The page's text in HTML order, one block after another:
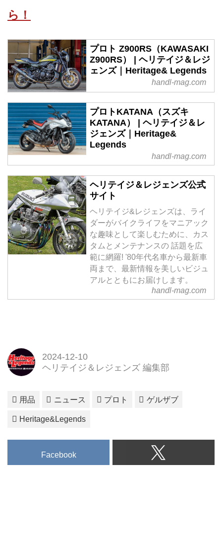
ら！
プロト Z900RS（KAWASAKI
Z900RS） | ヘリテイジ＆レジ
ェンズ｜Heritage& Legends
handl-mag.com
プロトKATANA（スズキ
KATANA） | ヘリテイジ＆レ
ジェンズ｜Heritage&
Legends
handl-mag.com
ヘリテイジ＆レジェンズ公式
サイト
ヘリテイジ&レジェンズは、ライ
ダーがバイクライフをマニアック
な趣味として楽しむために、カス
タムとメンテナンスの 話題を広
範に網羅! '80年代名車から最新車
両まで、最新情報を美しいビジュ
アルとともにお届けします。
handl-mag.com
2024-12-10
ヘリテイジ＆レジェンズ 編集部
用品 ニュース プロト ゲルザブ
Heritage&Legends
Facebook